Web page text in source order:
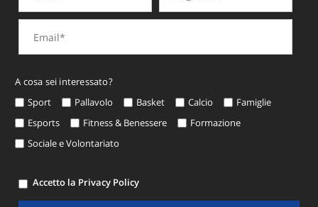
A cosa sei interessato?
Sport
Pallavolo Basket Calcio
Famiglie
Esports
Fitness & Benessere
Formazione
Sociale e Volontariato
Accetto la Privacy Policy